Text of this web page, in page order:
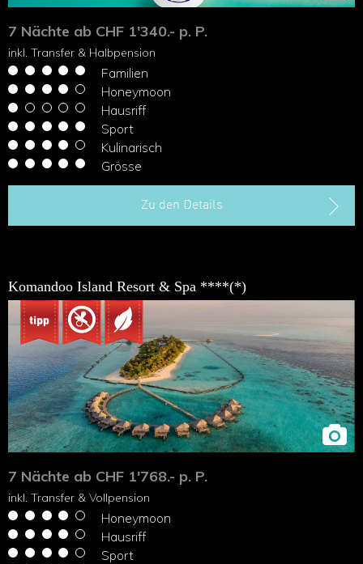
7 Nächte ab CHF 1'340.- p. P.
inkl. Transfer & Halbpension
Familien
Honeymoon
Hausriff
Sport
Kulinarisch
Grösse
Zu den Details
Komandoo Island Resort & Spa ****(*)
7 Nächte ab CHF 1'768.- p. P.
inkl. Transfer & Vollpension
Honeymoon
Hausriff
Sport